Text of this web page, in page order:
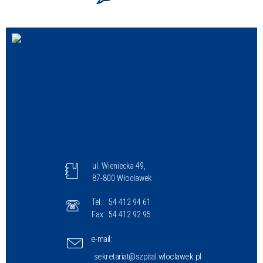
ul. Wieniecka 49,
87-800 Włocławek
Tel.: 54 412 94 61
Fax: 54 412 92 95
e-mail:
sekretariat@szpital.wloclawek.pl